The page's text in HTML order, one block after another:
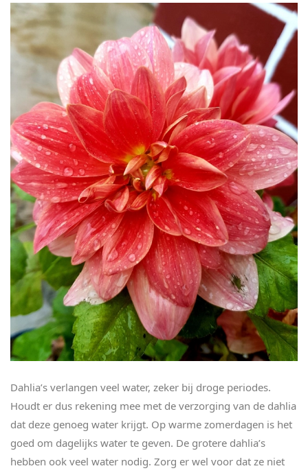
Dahlia’s verlangen veel water, zeker bij droge periodes.
Houdt er dus rekening mee met de verzorging van de dahlia
dat deze genoeg water krijgt. Op warme zomerdagen is het
goed om dagelijks water te geven. De grotere dahlia’s
hebben ook veel water nodig. Zorg er wel voor dat ze niet